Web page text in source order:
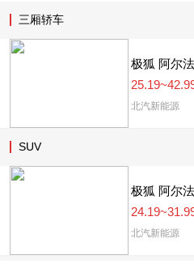
三厢轿车
极狐 阿尔
北汽新能源
SUV
极狐 阿尔
北汽新能源